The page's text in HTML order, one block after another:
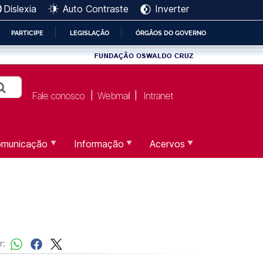
PARTICIPE LEGISLAÇÃO ÓRGÃOS DO GOVERNO
Dislexia Auto Contraste Inverter
Fale conosco
Webmail Intranet
Informação Acervos